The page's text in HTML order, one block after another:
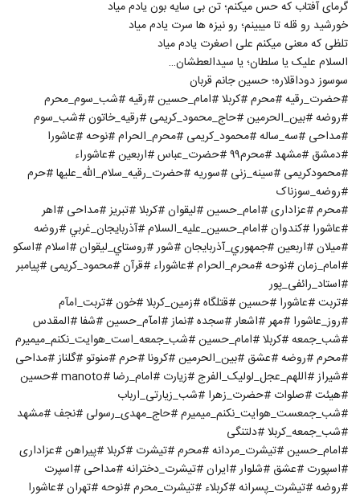
گرمای آفتاب که حس میکنم؛ تن بی سایه بون یادم میاد
خورشید رو قله تا میبینم؛ رو نیزه ها سرت یادم میاد
تلظی که معنی میکنم علی اصغرت یادم میاد
السلام علیک یا سلطان؛ یا سیدالعطشان…
سوسوز دوداقلاره؛ حسین جانم قربان
#حضرت_رقیه #محرم #کربلا #امام_حسین #رقیه #شب_سوم_محرم
#روضه #بین_الحرمین #حاج_محمود_کریمی #رقیه_خاتون #شب_سوم
#مداحی #سه_ساله #محمود_کریمی #محرم_الحرام #نوحه #عاشورا
#دمشق #مشهد #محرم۹۹ #حضرت_عباس #اربعین #عاشوراء
#محمودکریمی #سینه_زنی #سوریه #حضرت_رقیه_سلام_الله_علیها #حرم
#روضه_سوزناک
#محرم #عزاداری #امام_حسین #لیقوان #کربلا #تبریز #مداحی #اهر
#عاشورا #کندوان #امام_حسین_علیه_السلام #آذربايجان_غربي #روضه
#میلان #اربعین #جمهوري_آذربايجان #شور #روستاي_ليقوان #اسلام #اسکو
#امام_زمان #نوحه #محرم_الحرام #عاشوراء #قرآن #محمود_کریمی #پیامبر
#استاد_رائفی_پور
#تربت #عاشورا #حسین #قتلگاه #زمین_کربلا #خون #تربت_امآم
#روز_عاشورا #مهر #اشعار #سجده #نماز #امآم_حسین #شفا #المقدس
#شب_جمعه #کربلا #امام_حسین #شب_جمعه_است_هوایت_نکنم_میمیرم
#محرم #روضه #عشق #بین_الحرمین #کرونا #حرم #منوتو #گلناز #مداحی
#شیراز #اللهم_عجل_لولیک_الفرج #زیارت #امام_رضا #manoto #حسین
#هیئت #صلوات #حضرت_زهرا #شب_زیارتی_ارباب
#شب_جمعست_هوایت_نکنم_میمیرم #حاج_مهدی_رسولی #نجف #مشهد
#شب_جمعه_کربلا #دلتنگی
#امام_حسین #تیشرت_مردانه #محرم #تیشرت #کربلا #پیراهن #عزاداری
#اسپورت #عشق #شلوار #ایران #تیشرت_دخترانه #مداحی #اسپرت
#روضه #تیشرت_پسرانه #كربلاء #تیشرت_محرم #نوحه #تهران #عاشورا